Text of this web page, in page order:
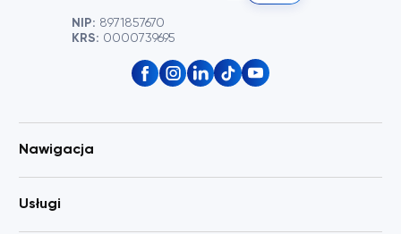
NIP: 8971857670
KRS: 0000739695
Nawigacja
Usługi